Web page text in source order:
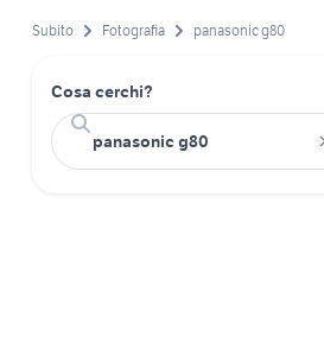
Subito Fotografia panasonic g80
Cosa cerchi?